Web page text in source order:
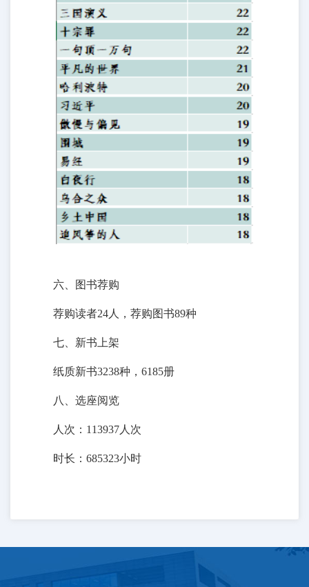
六、图书荐购
荐购读者24人，荐购图书89种
七、新书上架
纸质新书3238种，6185册
八、选座阅览
人次：113937人次
时长：685323小时